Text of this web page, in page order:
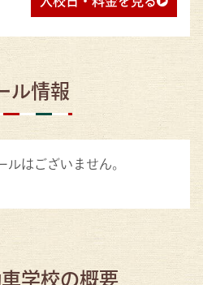
ル情報
はございません。
学校の概要